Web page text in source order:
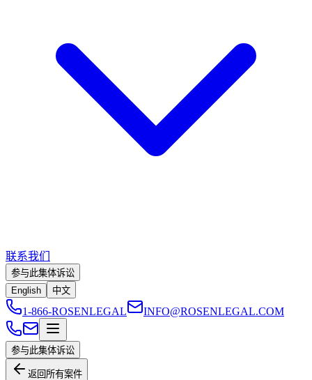
联系我们
参与此集体诉讼
English
中文
1-866-ROSENLEGAL INFO@ROSENLEGAL.COM
参与此集体诉讼
返回所有案件